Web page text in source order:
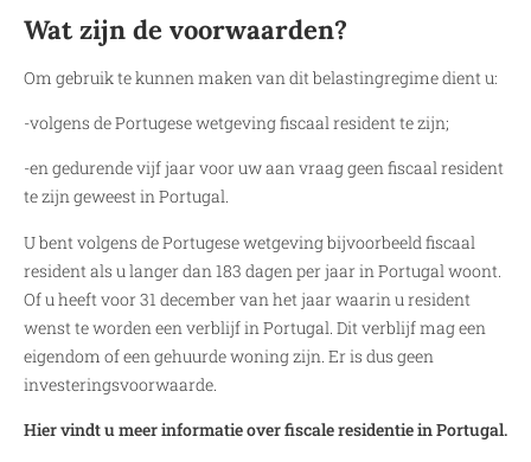
Wat zijn de voorwaarden?
Om gebruik te kunnen maken van dit belastingregime dient u:
-volgens de Portugese wetgeving fiscaal resident te zijn;
-en gedurende vijf jaar voor uw aan vraag geen fiscaal resident
te zijn geweest in Portugal.
U bent volgens de Portugese wetgeving bijvoorbeeld fiscaal
resident als u langer dan 183 dagen per jaar in Portugal woont.
Of u heeft voor 31 december van het jaar waarin u resident
wenst te worden een verblijf in Portugal. Dit verblijf mag een
eigendom of een gehuurde woning zijn. Er is dus geen
investeringsvoorwaarde.
Hier vindt u meer informatie over fiscale residentie in Portugal.